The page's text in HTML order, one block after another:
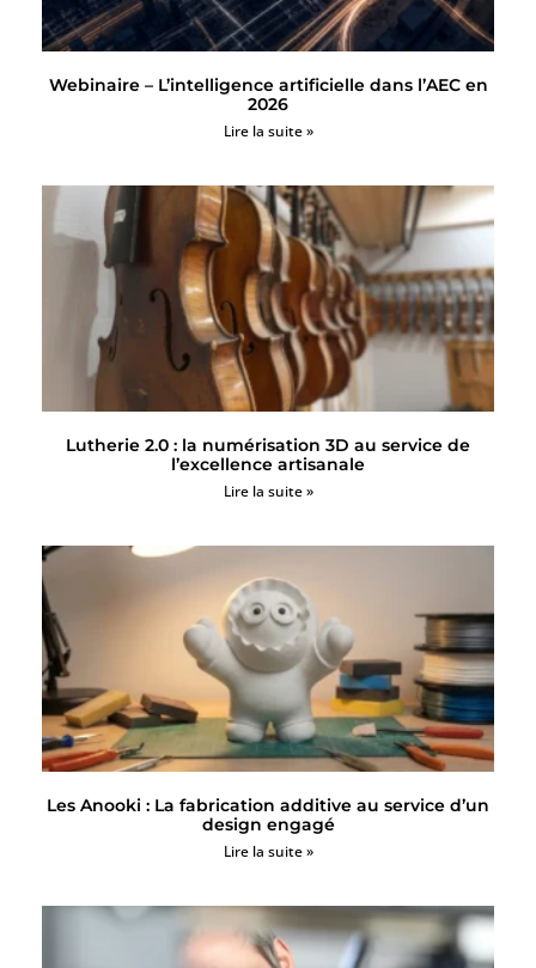
Webinaire – L’intelligence artificielle dans l’AEC en
2026
Lire la suite »
Lutherie 2.0 : la numérisation 3D au service de
l’excellence artisanale
Lire la suite »
Les Anooki : La fabrication additive au service d’un
design engagé
Lire la suite »